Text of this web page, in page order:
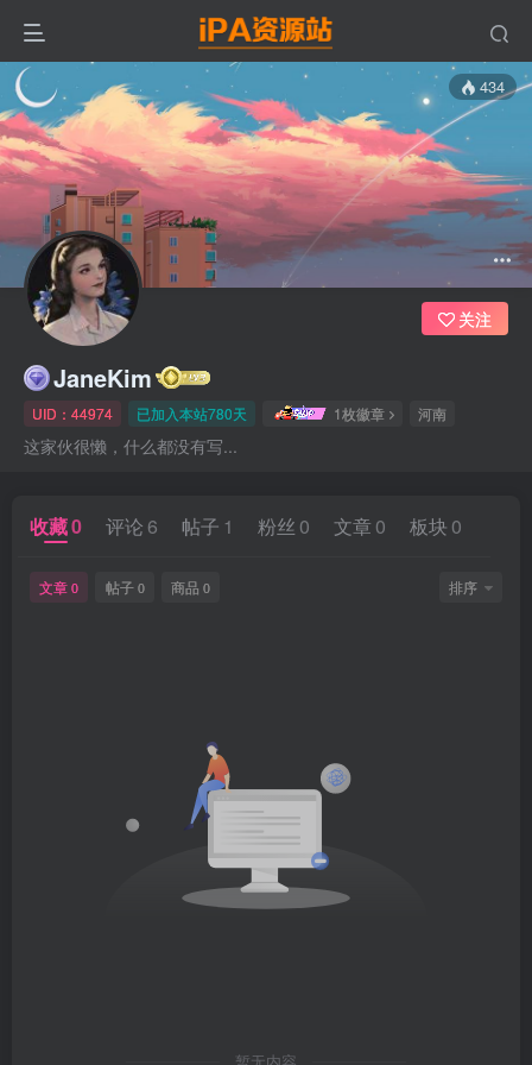
434
JaneKim
UID：44974 已加入本站780天 1枚徽章 河南
这家伙很懒，什么都没有写...
关注
收藏0 评论 6 帖子 1 粉丝 0 文章 0 板块 0
文章 0 帖子 0 商品 0 排序